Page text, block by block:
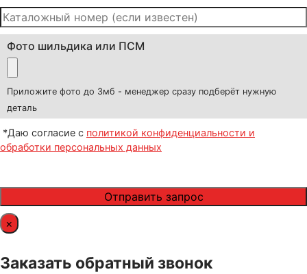
Фото шильдика или ПСМ
Приложите фото до 3мб - менеджер сразу подберёт нужную
деталь
*Даю согласие с политикой конфиденциальности и
обработки персональных данных
×
Заказать обратный звонок